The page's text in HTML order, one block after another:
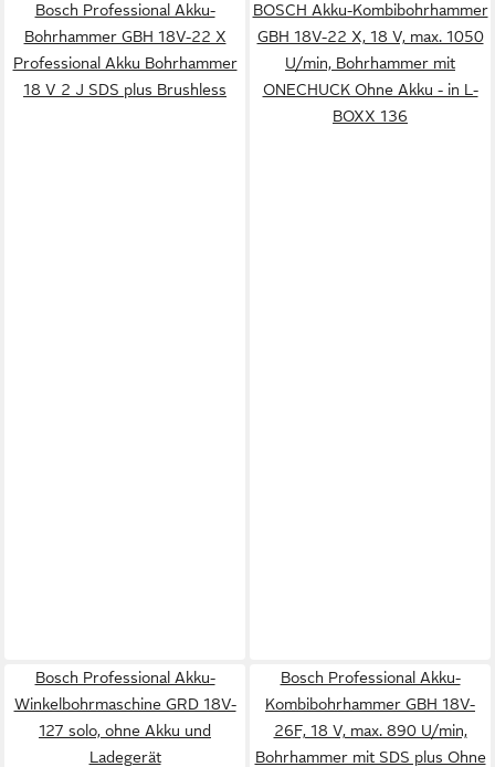
Bosch Professional Akku-
Bohrhammer GBH 18V-22 X
Professional Akku Bohrhammer
18 V 2 J SDS plus Brushless
BOSCH Akku-Kombibohrhammer
GBH 18V-22 X, 18 V, max. 1050
U/min, Bohrhammer mit
ONECHUCK Ohne Akku - in L-
BOXX 136
Bosch Professional Akku-
Winkelbohrmaschine GRD 18V-
127 solo, ohne Akku und
Ladegerät
Bosch Professional Akku-
Kombibohrhammer GBH 18V-
26F, 18 V, max. 890 U/min,
Bohrhammer mit SDS plus Ohne